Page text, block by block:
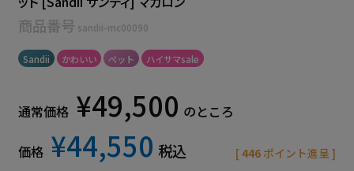
商品番号 sandii-mc00090
Sandii かわいい ペット ハイサマsale
通常価格 ¥49,500 のところ
価格 ¥44,550 税込 [446 ポイント進呈 ]